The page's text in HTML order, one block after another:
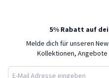
5% Rabatt auf
Melde dich für unseren
Kollektionen, Angebote